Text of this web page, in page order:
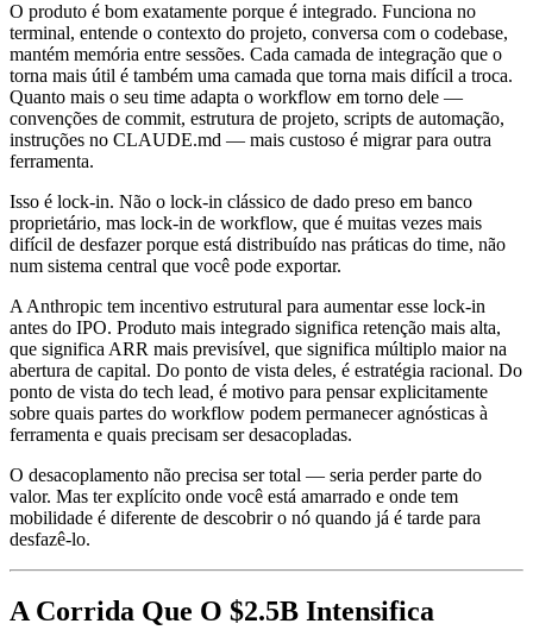
O produto é bom exatamente porque é integrado. Funciona no
terminal, entende o contexto do projeto, conversa com o codebase,
mantém memória entre sessões. Cada camada de integração que o
torna mais útil é também uma camada que torna mais difícil a troca.
Quanto mais o seu time adapta o workflow em torno dele —
convenções de commit, estrutura de projeto, scripts de automação,
instruções no CLAUDE.md — mais custoso é migrar para outra
ferramenta.
Isso é lock-in. Não o lock-in clássico de dado preso em banco
proprietário, mas lock-in de workflow, que é muitas vezes mais
difícil de desfazer porque está distribuído nas práticas do time, não
num sistema central que você pode exportar.
A Anthropic tem incentivo estrutural para aumentar esse lock-in
antes do IPO. Produto mais integrado significa retenção mais alta,
que significa ARR mais previsível, que significa múltiplo maior na
abertura de capital. Do ponto de vista deles, é estratégia racional. Do
ponto de vista do tech lead, é motivo para pensar explicitamente
sobre quais partes do workflow podem permanecer agnósticas à
ferramenta e quais precisam ser desacopladas.
O desacoplamento não precisa ser total — seria perder parte do
valor. Mas ter explícito onde você está amarrado e onde tem
mobilidade é diferente de descobrir o nó quando já é tarde para
desfazê-lo.
A Corrida Que O $2.5B Intensifica